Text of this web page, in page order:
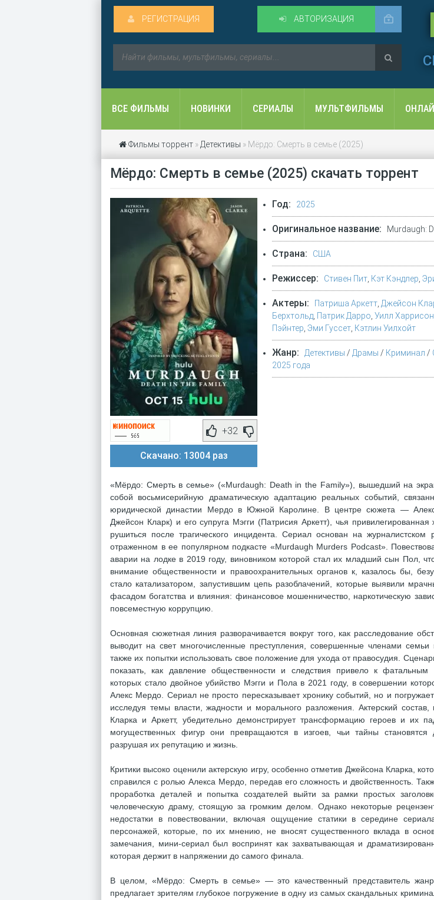
АВТОРИЗАЦИЯ
РЕГИСТРАЦИЯ
ВСЕ ФИЛЬМЫ НОВИНКИ СЕРИАЛЫ МУЛЬТФИЛЬМЫ
Фильмы торрент » Детективы » Мёрдо: Смерть в семье (2025)
Мёрдо: Смерть в семье (2025) скачать торрент
+32
Скачано: 13004 раз
Год: 2025
Оригинальное название: Murdaugh:
Страна: США
Режиссер: Стивен Пит, Кэт Кэндлер,
Актеры: Патриша Аркетт, Джейсон
Берхтольд, Патрик Дарро, Уилл Харрисон
Пэйнтер, Эми Гуссет, Кэтлин Уилхойт
Жанр: Детективы / Драмы / Криминал /
2025 года
«Мёрдо: Смерть в семье» («Murdaugh: Death in the Family»), вышедший на
собой восьмисерийную драматическую адаптацию реальных событий,
юридической династии Мердо в Южной Каролине. В центре сюжета —
Джейсон Кларк) и его супруга Мэгги (Патрисия Аркетт), чья привилегированная
рушиться после трагического инцидента. Сериал основан на
отраженном в ее популярном подкасте «Murdaugh Murders Podcast».
аварии на лодке в 2019 году, виновником которой стал их младший сын Пол,
внимание общественности и правоохранительных органов к, казалось бы,
стало катализатором, запустившим цепь разоблачений, которые выявили
фасадом богатства и влияния: финансовое мошенничество, наркотическую
повсеместную коррупцию.
Основная сюжетная линия разворачивается вокруг того, как расследование
выводит на свет многочисленные преступления, совершенные членами
также их попытки использовать свое положение для ухода от правосудия.
показать, как давление общественности и следствия привело к фатальным
которых стало двойное убийство Мэгги и Пола в 2021 году, в совершении
Алекс Мердо. Сериал не просто пересказывает хронику событий, но и
исследуя темы власти, жадности и морального разложения. Актерский
Кларка и Аркетт, убедительно демонстрирует трансформацию героев и их
могущественных фигур они превращаются в изгоев, чьи тайны становятся
разрушая их репутацию и жизнь.
Критики высоко оценили актерскую игру, особенно отметив Джейсона Кларка,
справился с ролью Алекса Мердо, передав его сложность и двойственность.
проработка деталей и попытка создателей выйти за рамки простых
человеческую драму, стоящую за громким делом. Однако некоторые
недостатки в повествовании, включая ощущение статики в середине
персонажей, которые, по их мнению, не вносят существенного вклада в
замечания, мини-сериал был воспринят как захватывающая и
которая держит в напряжении до самого финала.
В целом, «Мёрдо: Смерть в семье» — это качественный представитель
предлагает зрителям глубокое погружение в одну из самых скандальных